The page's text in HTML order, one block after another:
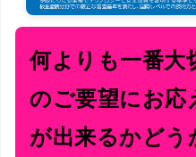
何よりも一番大
のご要望にお応
が出来るかどう